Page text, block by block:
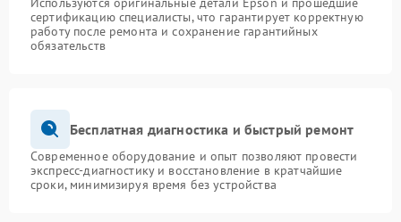
сертификацию специалисты, что гарантирует корректную
работу после ремонта и сохранение гарантийных
обязательств
Бесплатная диагностика и быстрый ремонт
Современное оборудование и опыт позволяют провести
экспресс-диагностику и восстановление в кратчайшие
сроки, минимизируя время без устройства